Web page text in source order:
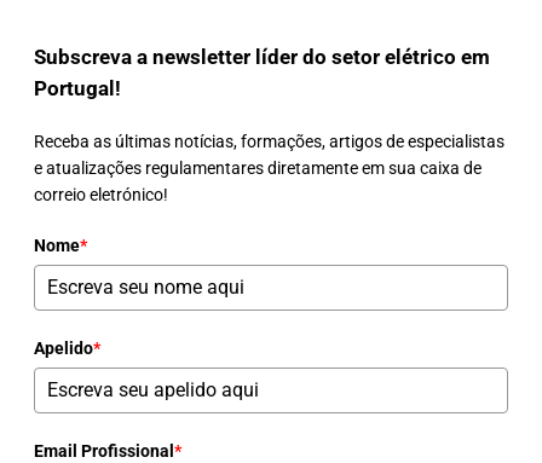
Subscreva a newsletter líder do setor elétrico em
Portugal!
Receba as últimas notícias, formações, artigos de especialistas
e atualizações regulamentares diretamente em sua caixa de
correio eletrónico!
Nome*
Apelido*
Email Profissional *